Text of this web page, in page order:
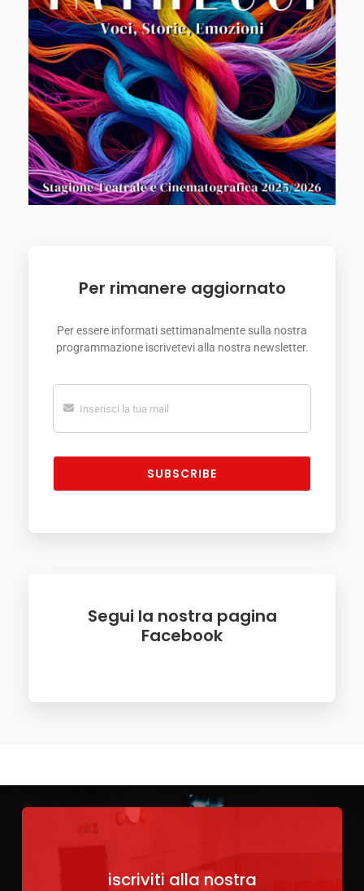
Per rimanere aggiornato
Per essere informati settimanalmente sulla nostra
programmazione iscrivetevi alla nostra newsletter.
SUBSCRIBE
Segui la nostra pagina
Facebook
iscriviti alla nostra